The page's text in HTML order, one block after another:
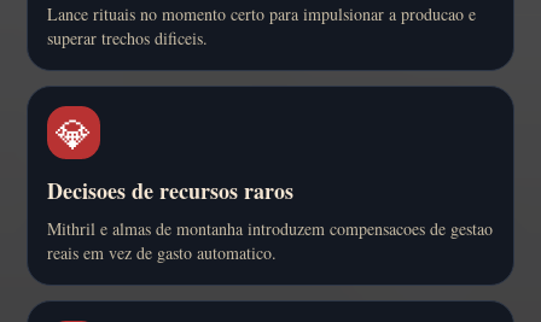
Lance rituais no momento certo para impulsionar a producao e
superar trechos dificeis.
💎
Decisoes de recursos raros
Mithril e almas de montanha introduzem compensacoes de gestao
reais em vez de gasto automatico.